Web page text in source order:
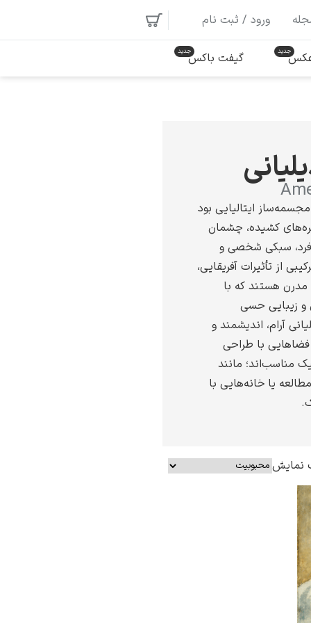
ورود / ثبت نام
عکس گیفت باکس
ایتالیایی بود
کشیده، چشمان
سبکی شخصی و
از تأثیرات آفریقایی،
هستند که با
و زیبایی حسی
آرام، اندیشمند و
فضاهایی با طراحی
مناسب‌اند؛ مانند
یا خانه‌هایی با
نمایش